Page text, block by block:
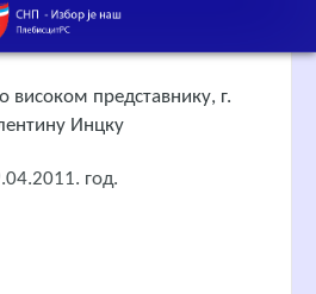
високом представнику, г.
Инцку
год.